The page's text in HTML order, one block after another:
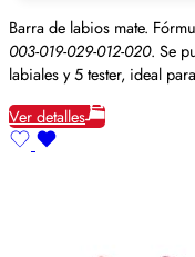
Barra de labios mate.
003-019-029-012-020. Se
labiales y 5 tester, ideal
Ver detalles